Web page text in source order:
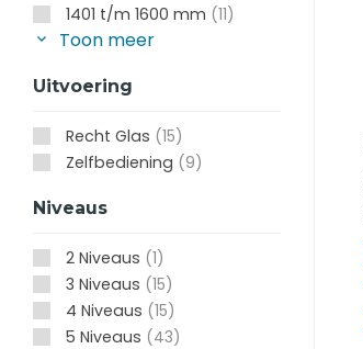
1401 t/m 1600 mm (11)
Toon meer
Uitvoering
Recht Glas (15)
Zelfbediening (9)
Niveaus
2 Niveaus (1)
3 Niveaus (15)
4 Niveaus (15)
5 Niveaus (43)